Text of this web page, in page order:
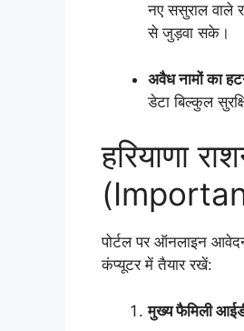
नए ससुराल वाले
से जुड़वा सके।
अवैध नामों का
डेटा बिल्कुल
हरियाणा
पोर्टल पर ऑनलाइन
कंप्यूटर में तैयार रखें:
मुख्य फैमिली